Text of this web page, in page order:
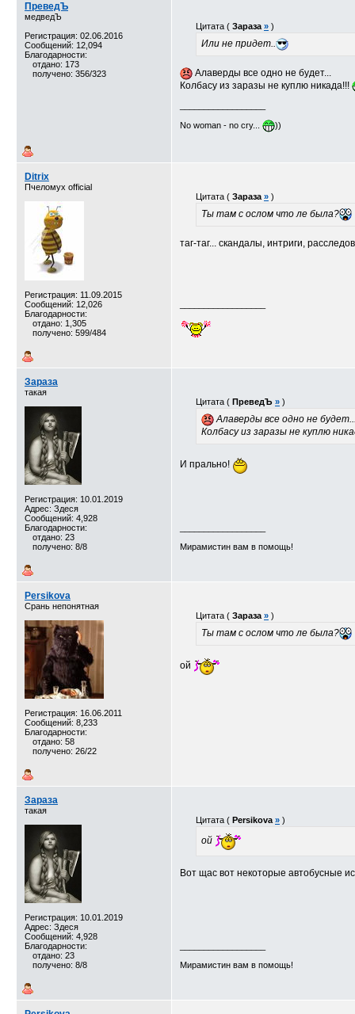
ПреведЪ
медведЪ
Регистрация: 02.06.2016
Сообщений: 12,094
Благодарности:
отдано: 173
получено: 356/323
Цитата ( Зараза » )
Или не придет..
Алаверды все одно не будет...
Колбасу из заразы не куплю никада!!!
No woman - no cry... ))
Ditrix
Пчеломух official
Регистрация: 11.09.2015
Сообщений: 12,026
Благодарности:
отдано: 1,305
получено: 599/484
Цитата ( Зараза » )
Ты там с ослом что ле была?
таг-таг... скандалы, интриги,
Зараза
такая
Регистрация: 10.01.2019
Адрес: Здеся
Сообщений: 4,928
Благодарности:
отдано: 23
получено: 8/8
Цитата ( ПреведЪ » )
Алаверды все одно не
Колбасу из заразы не куплю
И прально!
Мирамистин вам в помощь!
Persikova
Срань непонятная
Регистрация: 16.06.2011
Сообщений: 8,233
Благодарности:
отдано: 58
получено: 26/22
Цитата ( Зараза » )
Ты там с ослом что ле была?
ой
Зараза
такая
Регистрация: 10.01.2019
Адрес: Здеся
Сообщений: 4,928
Благодарности:
отдано: 23
получено: 8/8
Цитата ( Persikova » )
ой
Вот щас вот некоторые автобусные
Мирамистин вам в помощь!